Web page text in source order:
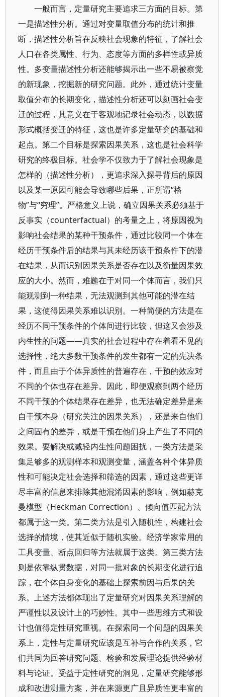
一般而言，定量研究主要追求三方面的目标。第
一是描述性分析。通过对变量取值分布的统计和推
断，描述性分析旨在反映社会现象的特征，了解社会
人口在各类属性、行为、态度等方面的多样性或异质
性。多变量描述性分析还能够揭示出一些不易被察觉
的新现象，挖掘新的研究问题。此外，通过统计变量
取值分布的长期变化，描述性分析还可以刻画社会变
迁的过程，其意义在于客观地记录社会动态，以数据
形式概括变迁的特征，这也是许多定量研究的基础和
起点。第二个目标是探索因果关系，这也是社会科学
研究的终极目标。社会学不仅致力于了解社会现象是
怎样的（描述性分析），更追求深入探寻背后的原因
以及某一原因可能会导致哪些后果，正所谓“格
物”与“穷理”。严格意义上说，确立因果关系必须基于
反事实（counterfactual）的考量之上，将原因视为
影响社会结果的某种干预条件，通过比较同一个体在
经历干预条件后的结果与其未经历该干预条件下的潜
在结果，从而识别因果关系是否存在以及衡量因果效
应的大小。然而，难题在于对同一个体而言，我们只
能观测到一种结果，无法观测到其他可能的潜在结
果，这使得因果关系难以识别。一种简便的方法是在
经历不同干预条件的个体间进行比较，但这又会涉及
内生性的问题——真实的社会过程中存在着看不见的
选择性，绝大多数干预条件的发生都有一定的先决条
件，而且由于个体异质性的普遍存在，干预的效应对
不同的个体也存在差异。因此，即便观察到两个经历
不同干预的个体结果存在差异，也无法确定差异是来
自干预本身（研究关注的因果关系），还是来自他们
之间固有的差异，或是干预在他们身上产生了不同的
效果。要解决或减轻内生性问题困扰，一类方法是采
集足够多的观测样本和观测变量，涵盖各种个体异质
性和可能决定社会选择和筛选的因素，通过这些更详
尽丰富的信息来排除其他混淆因素的影响，例如赫克
曼模型（Heckman Correction）、倾向值匹配方法
都属于这一类。第二类方法是引入随机性，构建社会
选择的情境，使其近似于随机实验。经济学家常用的
工具变量、断点回归等方法就属于这类。第三类方法
则是依靠纵贯数据，对同一批对象的长期变化进行追
踪，在个体自身变化的基础上探索前因与后果的关
系。上述方法都体现出了定量研究对因果关系理解的
严谨性以及设计上的巧妙性。其中一些思维方式和设
计也值得定性研究重视。在探索同一个问题的因果关
系上，定性与定量研究应该是互补与合作的关系，它
们共同为回答研究问题、检验和发展理论提供经验材
料与论证。受益于定性研究的洞见，定量研究能够形
成和改进测量方案，并在来源更广且异质性更丰富的